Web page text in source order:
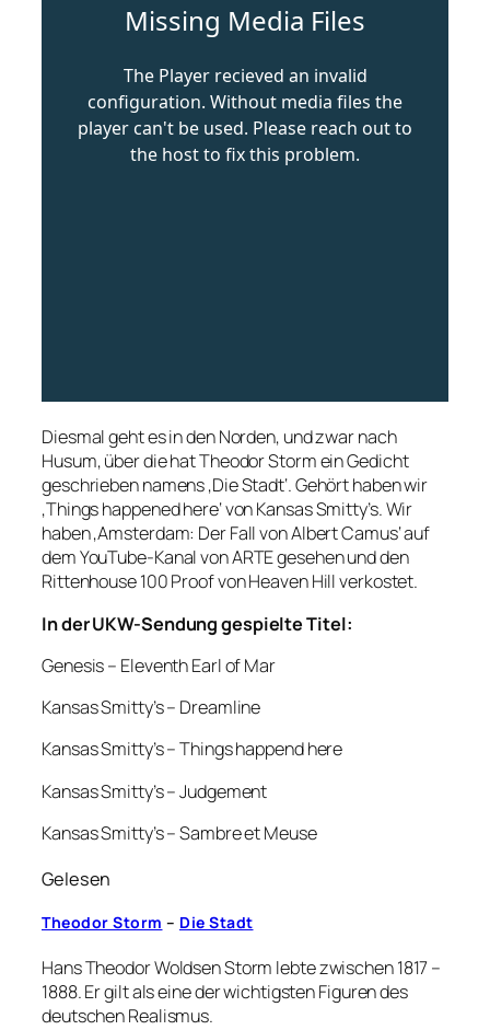
Diesmal geht es in den Norden, und zwar nach
Husum, über die hat Theodor Storm ein Gedicht
geschrieben namens ‚Die Stadt‘. Gehört haben wir
‚Things happened here‘ von Kansas Smitty’s. Wir
haben ‚Amsterdam: Der Fall von Albert Camus‘ auf
dem YouTube-Kanal von ARTE gesehen und den
Rittenhouse 100 Proof von Heaven Hill verkostet.
In der UKW-Sendung gespielte Titel:
Genesis – Eleventh Earl of Mar
Kansas Smitty’s – Dreamline
Kansas Smitty’s – Things happend here
Kansas Smitty’s – Judgement
Kansas Smitty’s – Sambre et Meuse
Gelesen
Theodor Storm – Die Stadt
Hans Theodor Woldsen Storm lebte zwischen 1817 –
1888. Er gilt als eine der wichtigsten Figuren des
deutschen Realismus.